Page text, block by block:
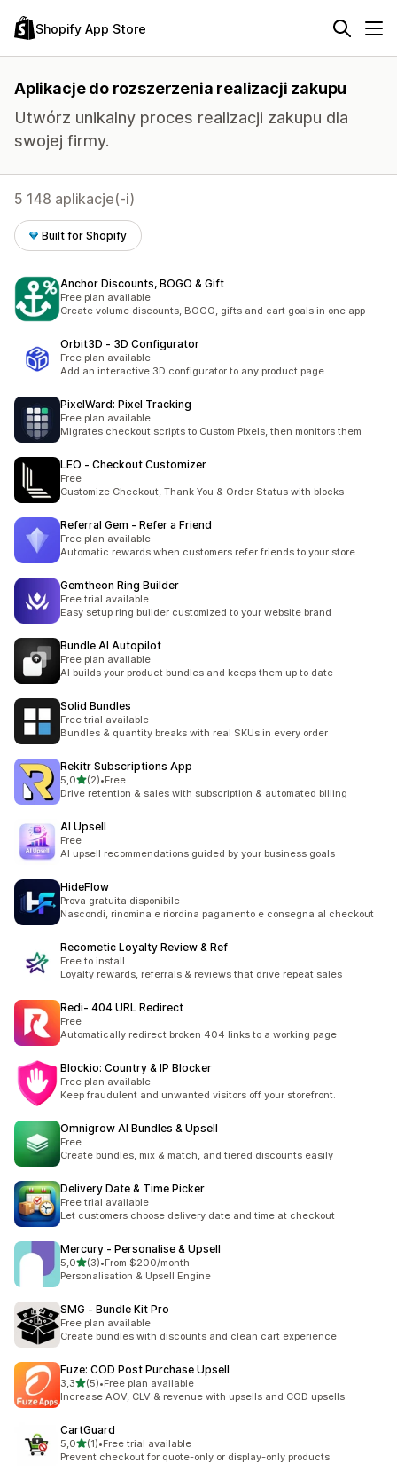
Shopify App Store
Aplikacje do rozszerzenia realizacji zakupu
Utwórz unikalny proces realizacji zakupu dla
swojej firmy.
5 148 aplikacje(-i)
Built for Shopify
Anchor Discounts, BOGO & Gift
Free plan available
Create volume discounts, BOGO, gifts and cart goals in one app
Orbit3D ‑ 3D Configurator
Free plan available
Add an interactive 3D configurator to any product page.
PixelWard: Pixel Tracking
Free plan available
Migrates checkout scripts to Custom Pixels, then monitors them
LEO ‑ Checkout Customizer
Free
Customize Checkout, Thank You & Order Status with blocks
Referral Gem ‑ Refer a Friend
Free plan available
Automatic rewards when customers refer friends to your store.
Gemtheon Ring Builder
Free trial available
Easy setup ring builder customized to your website brand
Bundle AI Autopilot
Free plan available
AI builds your product bundles and keeps them up to date
Solid Bundles
Free trial available
Bundles & quantity breaks with real SKUs in every order
Rekitr Subscriptions App
5,0na 5 gwiazdek
(2)
Łączna liczba recenzji: 2
•Free
Drive retention & sales with subscription & automated billing
AI Upsell
Free
AI upsell recommendations guided by your business goals
HideFlow
Prova gratuita disponibile
Nascondi, rinomina e riordina pagamento e consegna al checkout
Recometic Loyalty Review & Ref
Free to install
Loyalty rewards, referrals & reviews that drive repeat sales
Redi‑ 404 URL Redirect
Free
Automatically redirect broken 404 links to a working page
Blockio: Country & IP Blocker
Free plan available
Keep fraudulent and unwanted visitors off your storefront.
Omnigrow AI Bundles & Upsell
Free
Create bundles, mix & match, and tiered discounts easily
Delivery Date & Time Picker
Free trial available
Let customers choose delivery date and time at checkout
Mercury ‑ Personalise & Upsell
5,0na 5 gwiazdek
(3)
Łączna liczba recenzji: 3
•From $200/month
Personalisation & Upsell Engine
SMG ‑ Bundle Kit Pro
Free plan available
Create bundles with discounts and clean cart experience
Fuze: COD Post Purchase Upsell
3,3na 5 gwiazdek
(5)
Łączna liczba recenzji: 5
•Free plan available
Increase AOV, CLV & revenue with upsells and COD upsells
CartGuard
5,0na 5 gwiazdek
(1)
Łączna liczba recenzji: 1
•Free trial available
Prevent checkout for quote-only or display-only products